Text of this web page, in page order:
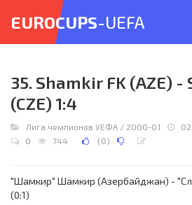
EUROCUPS-UEFA
35. Shamkir FK (AZE) -
(CZE) 1:4
Лига чемпионов УЕФА / 2000-01
0
744 (0)
"Шамкир" Шамкир (Азербайджан) -
(0:1)